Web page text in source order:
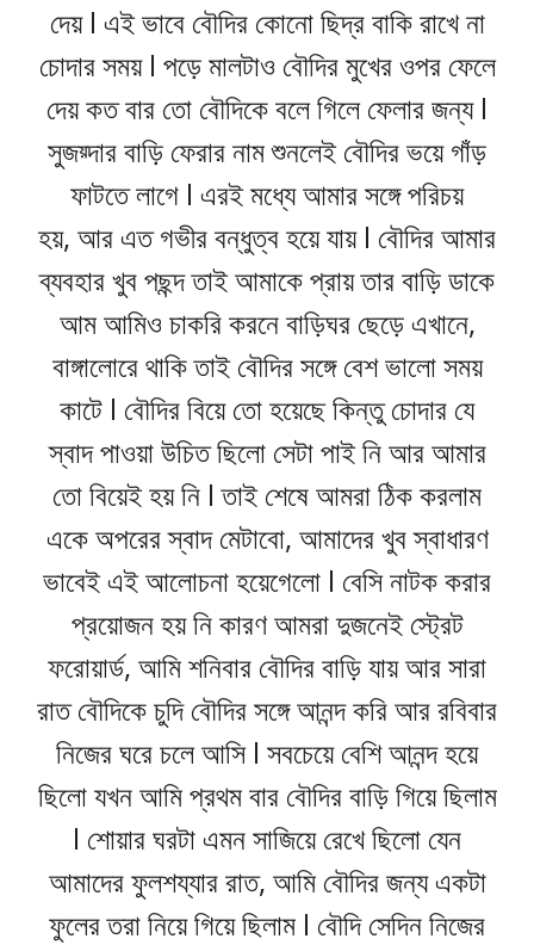
দেয় l এই ভাবে বৌদির কোনো ছিদ্র বাকি রাখে না
চোদার সময় l পড়ে মালটাও বৌদির মুখের ওপর ফেলে
দেয় কত বার তো বৌদিকে বলে গিলে ফেলার জন্য l
সুজয়্দার বাড়ি ফেরার নাম শুনলেই বৌদির ভয়ে গাঁড়
ফাটতে লাগে l এরই মধ্যে আমার সঙ্গে পরিচয়
হয়, আর এত গভীর বন্ধুত্ব হয়ে যায় l বৌদির আমার
ব্যবহার খুব পছন্দ তাই আমাকে প্রায় তার বাড়ি ডাকে
আম আমিও চাকরি করনে বাড়িঘর ছেড়ে এখানে,
বাঙ্গালোরে থাকি তাই বৌদির সঙ্গে বেশ ভালো সময়
কাটে l বৌদির বিয়ে তো হয়েছে কিন্তু চোদার যে
স্বাদ পাওয়া উচিত ছিলো সেটা পাই নি আর আমার
তো বিয়েই হয় নি l তাই শেষে আমরা ঠিক করলাম
একে অপরের স্বাদ মেটাবো, আমাদের খুব স্বাধারণ
ভাবেই এই আলোচনা হয়েগেলো l বেসি নাটক করার
প্রয়োজন হয় নি কারণ আমরা দুজনেই স্ট্রেট
ফরোয়ার্ড, আমি শনিবার বৌদির বাড়ি যায় আর সারা
রাত বৌদিকে চুদি বৌদির সঙ্গে আনন্দ করি আর রবিবার
নিজের ঘরে চলে আসি l সবচেয়ে বেশি আনন্দ হয়ে
ছিলো যখন আমি প্রথম বার বৌদির বাড়ি গিয়ে ছিলাম
l শোয়ার ঘরটা এমন সাজিয়ে রেখে ছিলো যেন
আমাদের ফুলশয্যার রাত, আমি বৌদির জন্য একটা
ফুলের তরা নিয়ে গিয়ে ছিলাম l বৌদি সেদিন নিজের